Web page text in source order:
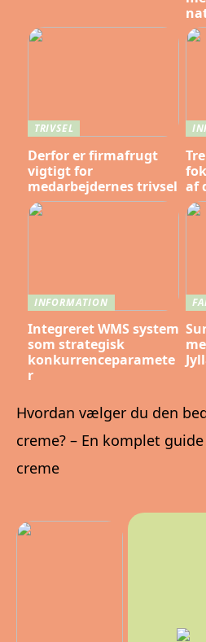
TRIVSEL
Derfor er firmafrugt
vigtigt for
medarbejdernes trivsel af
INFORMATION
Integreret WMS system
som strategisk
konkurrenceparamete
r
Hvordan vælger du den
creme? – En komplet
creme